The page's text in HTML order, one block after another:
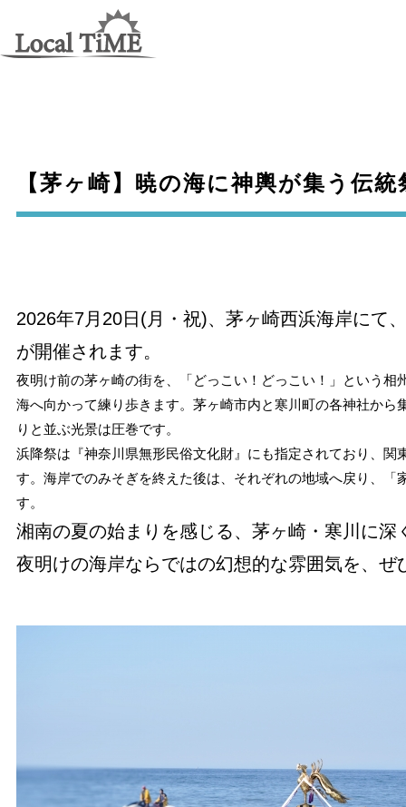
【茅ヶ崎】暁の海に神輿が集う伝
2026年7月20日(月・祝)、茅ヶ崎西浜海岸にて
が開催されます。
夜明け前の茅ヶ崎の街を、「どっこい！どっこい！」という
海へ向かって練り歩きます。茅ヶ崎市内と寒川町の各神社か
りと並ぶ光景は圧巻です。
浜降祭は『神奈川県無形民俗文化財』にも指定されており、
す。海岸でのみそぎを終えた後は、それぞれの地域へ戻り、
す。
湘南の夏の始まりを感じる、茅ヶ崎・寒川に
夜明けの海岸ならではの幻想的な雰囲気を、